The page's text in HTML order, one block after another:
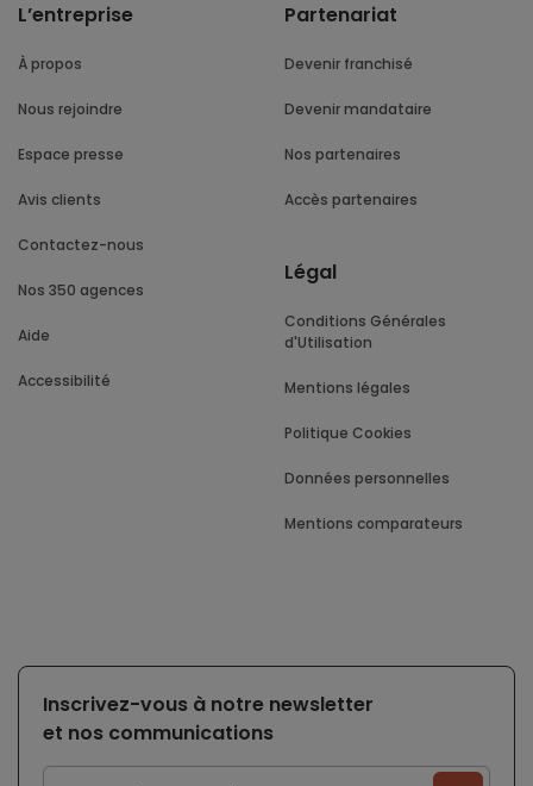
L’entreprise
À propos
Nous rejoindre
Espace presse
Avis clients
Contactez-nous
Nos 350 agences
Aide
Accessibilité
Partenariat
Devenir franchisé
Devenir mandataire
Nos partenaires
Accès partenaires
Légal
Conditions Générales
d'Utilisation
Mentions légales
Politique Cookies
Données personnelles
Mentions comparateurs
Inscrivez-vous à notre newsletter
et nos communications